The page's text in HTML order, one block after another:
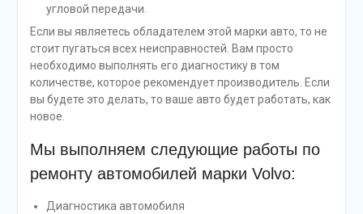
угловой передачи.
Если вы являетесь обладателем этой марки авто, то не
стоит пугаться всех неисправностей. Вам просто
необходимо выполнять его диагностику в том
количестве, которое рекомендует производитель. Если
вы будете это делать, то ваше авто будет работать, как
новое.
Мы выполняем следующие работы по
ремонту автомобилей марки Volvo:
Диагностика автомобиля